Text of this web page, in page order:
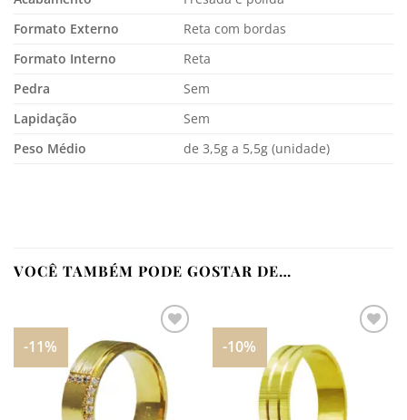
Formato Externo
Reta com bordas
Formato Interno
Reta
Pedra
Sem
Lapidação
Sem
Peso Médio
de 3,5g a 5,5g (unidade)
VOCÊ TAMBÉM PODE GOSTAR DE…
-11%
Adicionar
aos
meus
desejos
-10%
desejos